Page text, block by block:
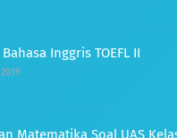
Inggris TOEFL II
Matematika Soal UAS